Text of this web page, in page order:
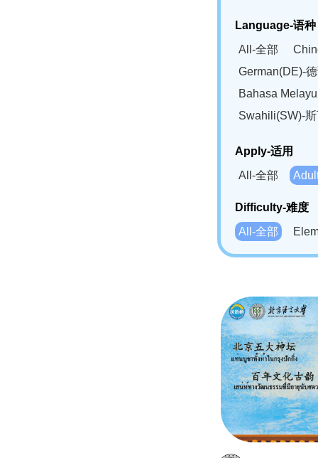
Language-语种
All-全部
German(DE)-
Bahasa
Swahili(SW)-
Apply-适用
All-全部
Difficulty-难度
All-全部